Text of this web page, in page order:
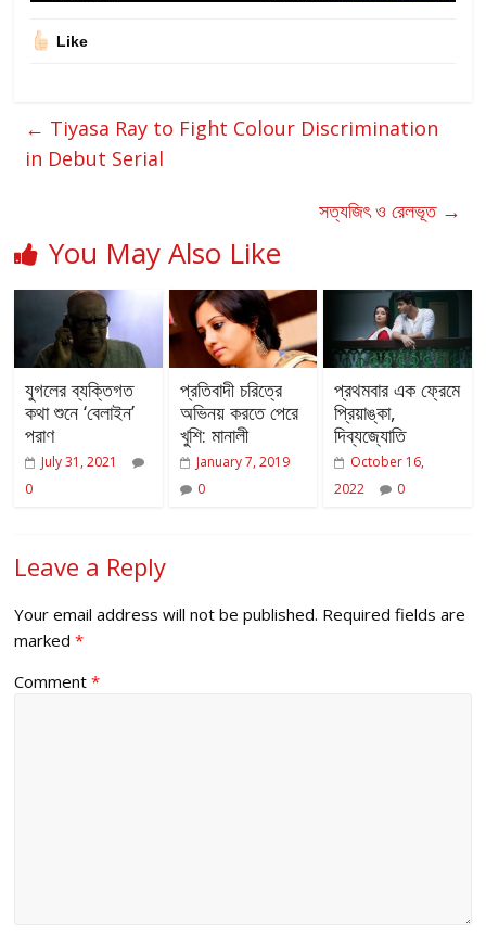
Like
← Tiyasa Ray to Fight Colour Discrimination
in Debut Serial
সত্যজিৎ ও রেলভূত →
You May Also Like
যুগলের ব্যক্তিগত
কথা শুনে ‘বেলাইন’
পরাণ
July 31, 2021
0
প্রতিবাদী চরিত্রে
অভিনয় করতে পেরে
খুশি: মানালী
January 7, 2019
0
প্রথমবার এক ফ্রেমে
প্রিয়াঙ্কা,
দিব্যজ্যোতি
October 16,
2022
0
Leave a Reply
Your email address will not be published. Required fields are
marked*
Comment*